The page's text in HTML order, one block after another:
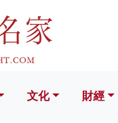
文化 財經